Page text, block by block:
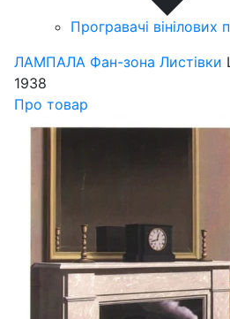
Програвачі вінілових
ЛАМПАЛА Фан-зона Листівки
1938
Про товар